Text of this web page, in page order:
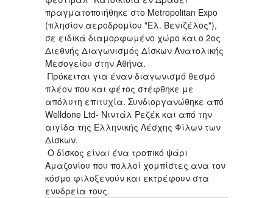
πραγματοποιήθηκε στο Metropolitan Expo
(πλησίον αεροδρομίου "Ελ. Βενιζέλος"),
σε ειδικά διαμορφωμένο χώρο και ο 2ος
Διεθνής Διαγωνισμός Δίσκων Ανατολικής
Μεσογείου στην Αθήνα.
Πρόκειται για έναν διαγωνισμό θεσμό
πλέον που και φέτος στέφθηκε με
απόλυτη επιτυχία. Συνδιοργανώθηκε από
Welldone Ltd- Νιντάλ Ρεζέκ και από την
αιγίδα της Ελληνικής Λέσχης Φίλων των
Δίσκων.
Ο δίσκος είναι ένα τροπικό ψάρι
Αμαζονίου που πολλοί χομπίστες ανα τον
κόσμο φιλοξενούν και εκτρέφουν στα
ενυδρεία τους.